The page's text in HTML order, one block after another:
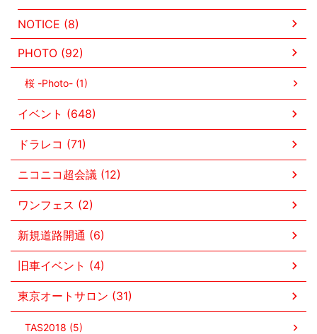
NOTICE (8)
PHOTO (92)
桜 -Photo- (1)
イベント (648)
ドラレコ (71)
ニコニコ超会議 (12)
ワンフェス (2)
新規道路開通 (6)
旧車イベント (4)
東京オートサロン (31)
TAS2018 (5)